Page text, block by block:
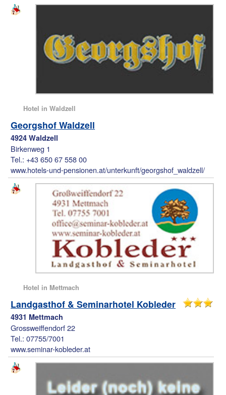
Hotel in Waldzell
Georgshof Waldzell
4924 Waldzell
Birkenweg 1
Tel.: +43 650 67 558 00
www.hotels-und-pensionen.at/unterkunft/georgshof_waldzell/
Hotel in Mettmach
Landgasthof & Seminarhotel Kobleder
4931 Mettmach
Grossweiffendorf 22
Tel.: 07755/7001
www.seminar-kobleder.at